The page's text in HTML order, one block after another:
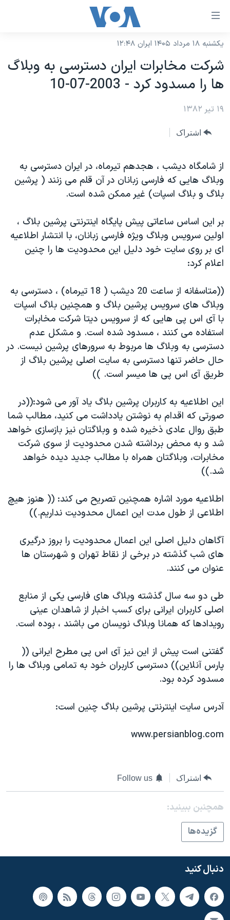
لینکهای
دسترسی
جهش
محتوای
اصلی
جهش
اصلی
جهش
به
جستجو
نسخه سبک وب‌سایت
موضوع ها
ایران
آمریکا
ورزشی
گزیده‌ها
ویدیوها
فرهنگ و زندگی
حقوق شهروندی
علم و فناوری
اسرائیل در جنگ
گالری عکس
آرشیو پخش زنده
برنامه های تلویزیونی
جدول برنامه ها
جام جهانی ۲۰۲۶
عملیات خشم حماسی
بایگانی برنامه‌های تلویزیونی
مستندها
انتخابات ریاست جمهوری آمریکا ۲۰۲۴
رمز مهسا
ورزش زنان در ایران
اعتراضات زن، زندگی، آزادی
مجموعه مستندهای دادخواهی
تریبونال مردمی آبان ۹۸
چهل سال گروگان‌گیری
قانون شفافیت دارائی کادر رهبری ایران
اعتراضات مردمی آبان ۹۸
اسرائیل در جنگ
همایش محافظه‌کاران آمریکا «سی‌پک»
صفحه‌های ویژه
سفر پرزیدنت ترامپ به چین
فرکانس‌های صدای آمریکا
پخش رادیویی
دنبال کنید
زبانهای مختلف
یکشنبه ۱۸ مرداد ۱۴۰۵ ایران ۱۲:۴۸
شركت مخابرات ايران دسترسی به وبلاگ
ها را مسدود كرد - 2003-07-10
۱۹ تیر ۱۳۸۲
اشتراک
از شامگاه ديشب ، هجدهم تيرماه، در ايران دسترسی به
وبلاگ هايی كه فارسی زبانان در آن قلم می زنند ( پرشين
بلاگ و بلاگ اسپات) غير ممكن شده است.
بر اين اساس ساعاتی پيش پايگاه اينترنتی پرشين بلاگ ،
اولين سرويس وبلاگ ويژه فارسی زبانان، با انتشار اطلاعيه
ای بر روی سايت خود دليل اين محدوديت ها را چنين
اعلام كرد:
((متاسفانه از ساعت 20 ديشب ( 18 تيرماه) ، دسترسی به
وبلاگ های سرويس پرشين بلاگ و همچنين بلاگ اسپات
با آی اس پی هايی كه از سرويس ديتا شركت مخابرات
استفاده می كنند ، مسدود شده است. و مشكل عدم
دسترسی به وبلاگ ها مربوط به سرورهای پرشين نيست. در
حال حاضر تنها دسترسی به سايت اصلی پرشين بلاگ از
طريق آی اس پی ها ميسر است. ))
اين اطلاعيه به كاربران پرشين بلاگ ياد آور می شود:((در
صورتی كه اقدام به نوشتن يادداشت می كنيد، مطالب شما
طبق روال عادی ذخيره شده و وبلاگتان نيز بازسازی خواهد
شد و به محض برداشته شدن محدوديت از سوی شركت
مخابرات، وبلاگتان همراه با مطالب جديد ديده خواهد
شد.))
اطلاعيه مورد اشاره همچنين تصريح می كند: (( هنوز هيچ
اطلاعی از طول مدت اين اعمال محدوديت نداريم.))
آگاهان دليل اصلی اين اعمال محدوديت را بروز درگيری
های شب گذشته در برخی از نقاط تهران و شهرستان ها
عنوان می كنند.
طی دو سه سال گذشته وبلاگ های فارسی يكی از منابع
اصلی كاربران ايرانی برای كسب اخبار از شاهدان عينی
رويدادها كه همانا وبلاگ نويسان می باشند ، بوده است.
گفتنی است پيش از اين نيز آی اس پی مطرح ايرانی ((
پارس آنلاين)) دسترسی كاربران خود به تمامی وبلاگ ها را
مسدود كرده بود.
آدرس سايت اينترنتی پرشين بلاگ چنين است:
www.persianblog.com
اشتراک Follow us
همچنبن ببینید:
گزيده‌ها
دنبال کنید